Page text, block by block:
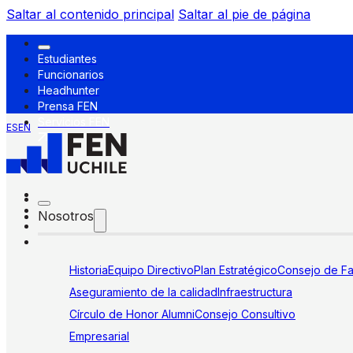
Saltar al contenido principal Saltar al pie de página
Estudiantes
Funcionarios
Headhunter
Prensa FEN
ESEN
Nosotros
HistoriaEquipo DirectivoPlan EstratégicoConsejo de
Aseguramiento de la calidadInfraestructura
Círculo de Honor AlumniConsejo Consultivo
Empresarial